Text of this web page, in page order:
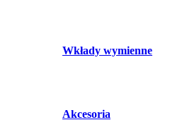
Wkłady wymienne
Akcesoria